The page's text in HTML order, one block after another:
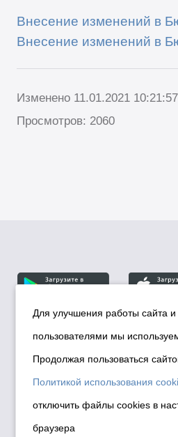
Внесение изменений в Б
Внесение изменений в
Изменено 11.01.2021 10:21:57
Просмотров: 2060
© Департамент
города Новосибирска, 2026
Политика использования
Политика по обработке
данных в
мэрии города
Для улучшения работы сайта и
пользователями мы
Продолжая пользоваться
Политикой использования
отключить файлы cookies в
браузера